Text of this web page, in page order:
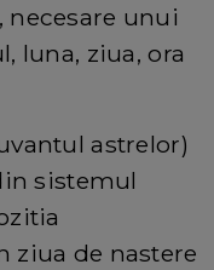
necesare unui
luna, ziua, ora
astrelor)
sistemul
ziua de nastere